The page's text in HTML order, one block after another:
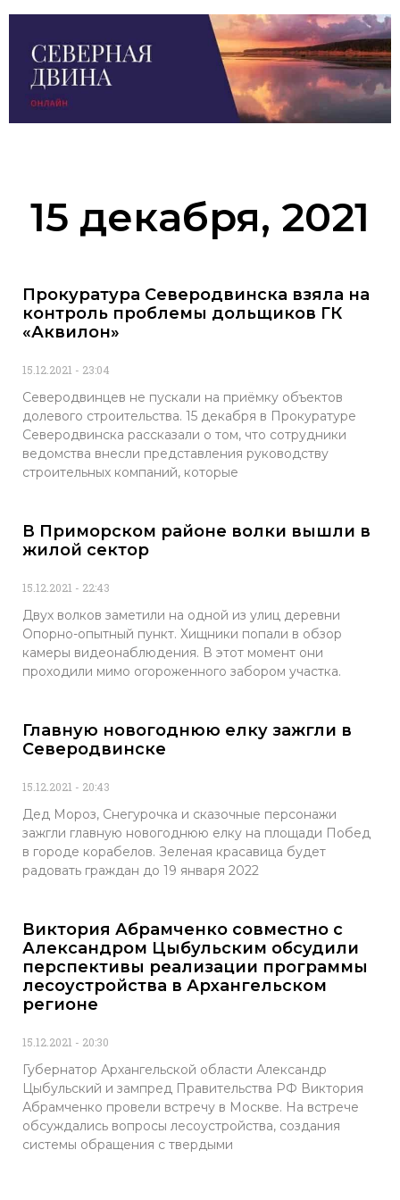
15 декабря, 2021
Прокуратура Северодвинска взяла на
контроль проблемы дольщиков ГК
«Аквилон»
15.12.2021 23:04
Северодвинцев не пускали на приёмку объектов
долевого строительства. 15 декабря в Прокуратуре
Северодвинска рассказали о том, что сотрудники
ведомства внесли представления руководству
строительных компаний, которые
В Приморском районе волки вышли в
жилой сектор
15.12.2021 22:43
Двух волков заметили на одной из улиц деревни
Опорно-опытный пункт. Хищники попали в обзор
камеры видеонаблюдения. В этот момент они
проходили мимо огороженного забором участка.
Главную новогоднюю елку зажгли в
Северодвинске
15.12.2021 20:43
Дед Мороз, Снегурочка и сказочные персонажи
зажгли главную новогоднюю елку на площади Побед
в городе корабелов. Зеленая красавица будет
радовать граждан до 19 января 2022
Виктория Абрамченко совместно с
Александром Цыбульским обсудили
перспективы реализации программы
лесоустройства в Архангельском
регионе
15.12.2021 20:30
Губернатор Архангельской области Александр
Цыбульский и зампред Правительства РФ Виктория
Абрамченко провели встречу в Москве. На встрече
обсуждались вопросы лесоустройства, создания
системы обращения с твердыми